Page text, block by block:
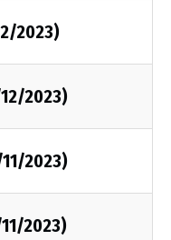
2023)
2023)
2023)
2023)